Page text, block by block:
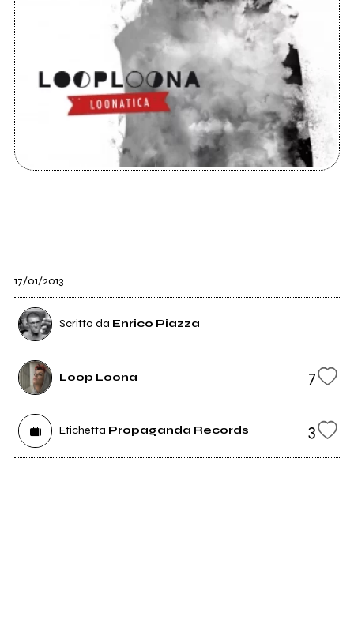
17/01/2013
Scritto da Enrico Piazza
Loop Loona 7
Etichetta Propaganda Records 3